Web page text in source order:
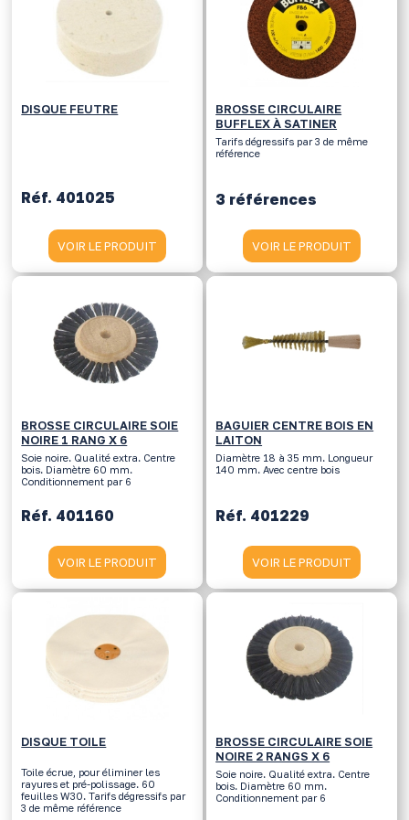
DISQUE FEUTRE
Réf. 401025
VOIR LE PRODUIT
BROSSE CIRCULAIRE
BUFFLEX À SATINER
Tarifs dégressifs par 3 de même
référence
3 références
VOIR LE PRODUIT
BROSSE CIRCULAIRE SOIE
NOIRE 1 RANG X 6
Soie noire. Qualité extra. Centre
bois. Diamètre 60 mm.
Conditionnement par 6
Réf. 401160
VOIR LE PRODUIT
BAGUIER CENTRE BOIS EN
LAITON
Diamètre 18 à 35 mm. Longueur
140 mm. Avec centre bois
Réf. 401229
VOIR LE PRODUIT
DISQUE TOILE
Toile écrue, pour éliminer les
rayures et pré-polissage. 60
feuilles W30. Tarifs dégressifs par
3 de même référence
BROSSE CIRCULAIRE SOIE
NOIRE 2 RANGS X 6
Soie noire. Qualité extra. Centre
bois. Diamètre 60 mm.
Conditionnement par 6